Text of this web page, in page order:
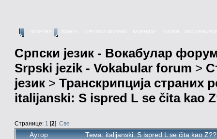
КАЛЕНДАР
Српски језик - Вокабулар
Srpski jezik - Vokabular forum >
језик > Транскрипција страних
italijanski: S ispred L se čita kao
Странице: 1 [2] Све
Аутор Тема: italijanski: S ispred L se čita kao